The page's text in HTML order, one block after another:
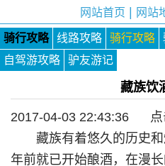
网站首页 网站
骑行攻略 线路攻略 骑行攻略
自驾游攻略
驴友游记
藏族饮
2017-04-03 22:43:36 点
藏族有着悠久的历史和
年前就已开始酿酒，在漫